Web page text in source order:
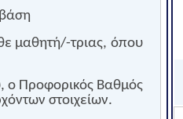
μαθητή/-τριας, όπου
ο Προφορικός Βαθμός
στοιχείων.